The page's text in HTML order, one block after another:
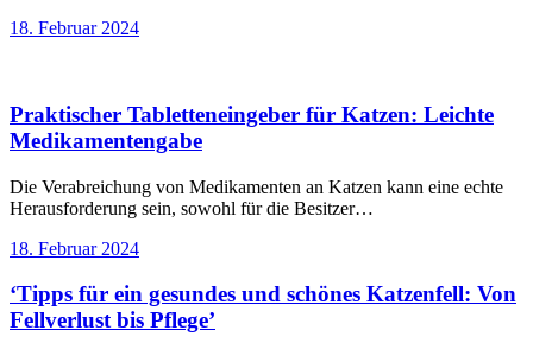
18. Februar 2024
Praktischer Tabletteneingeber für Katzen: Leichte
Medikamentengabe
Die Verabreichung von Medikamenten an Katzen kann eine echte
Herausforderung sein, sowohl für die Besitzer…
18. Februar 2024
‘Tipps für ein gesundes und schönes Katzenfell: Von
Fellverlust bis Pflege’